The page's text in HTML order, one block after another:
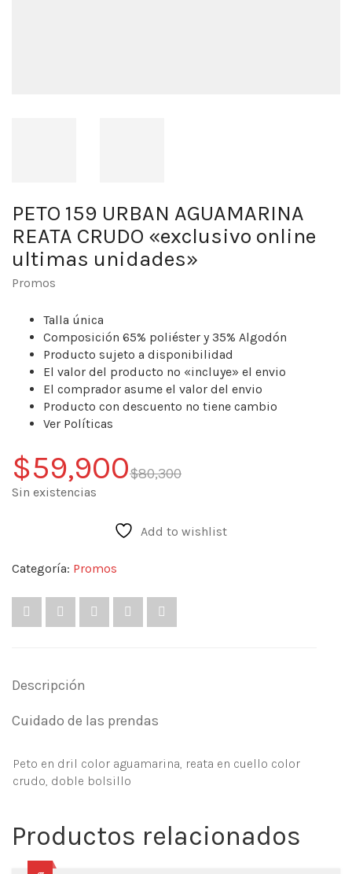
PETO 159 URBAN AGUAMARINA
REATA CRUDO «exclusivo online
ultimas unidades»
Promos
Talla única
Composición 65% poliéster y 35% Algodón
Producto sujeto a disponibilidad
El valor del producto no «incluye» el envio
El comprador asume el valor del envio
Producto con descuento no tiene cambio
Ver Políticas
$80,300El
original
$59,900
El
actual
Sin existencias
Add to wishlist
Categoría: Promos
Descripción
Cuidado de las prendas
Peto en dril color aguamarina, reata en cuello color
crudo, doble bolsillo
Productos relacionados